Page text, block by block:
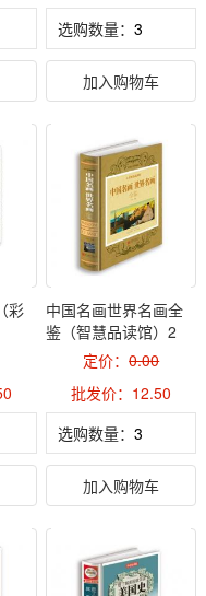
选购数量：
加入购物车
彩
中国名画世界名画全
鉴（智慧品读馆）2
定价：0.00
批发价：12.50
选购数量：
加入购物车